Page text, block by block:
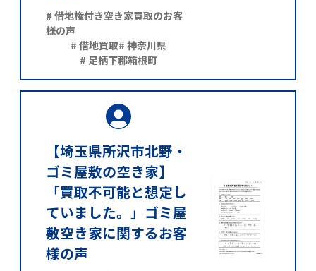
# 借地権付き空き家買取のお客
様の声
# 借地買取# 神奈川県
# 足柄下郡箱根町
【埼玉県所沢市北野・
ゴミ屋敷の空き家】
「買取不可能と想定し
ていました。」ゴミ屋
敷空き家に関するお客
様の声